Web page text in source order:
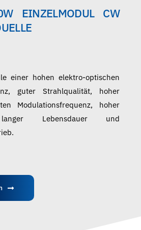
Deutsch
EINZELMODUL CW
einer hohen elektro-optischen
guter Strahlqualität, hoher
Modulationsfrequenz, hoher
langer Lebensdauer und